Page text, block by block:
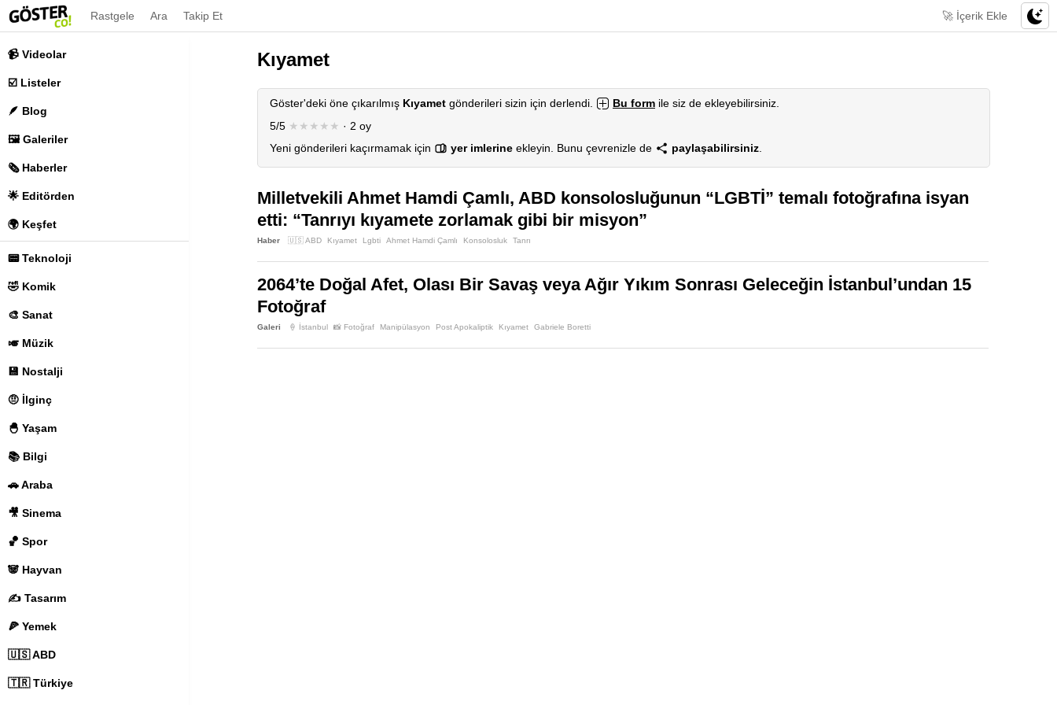
📹 Videolar
☑️ Listeler
🪶 Blog
🖼️ Galeriler
🗞️ Haberler
🌟 Editörden
🌍 Keşfet
📟 Teknoloji
🤣 Komik
🎨 Sanat
🎺 Müzik
💾 Nostalji
🤨 İlginç
🐣 Yaşam
📚 Bilgi
🚗 Araba
🎥 Sinema
🏀 Spor
🐼 Hayvan
✍️ Tasarım
🍕 Yemek
🇺🇸 ABD
🇹🇷 Türkiye
Rastgele Ara Takip Et 🚀 İçerik Ekle
Kıyamet
Göster'deki öne çıkarılmış Kıyamet gönderileri sizin için derlendi. Bu form ile siz de ekleyebilirsiniz.
5/5 ★★★★★ · 2 oy
Yeni gönderileri kaçırmamak için
yer imlerine ekleyin. Bunu çevrenizle de paylaşabilirsiniz
Milletvekili Ahmet Hamdi Çamlı, ABD konsolosluğunun “LGBTİ” temalı fotoğrafına isyan
etti: “Tanrıyı kıyamete zorlamak gibi bir misyon”
Haber 🇺🇸 ABD Kıyamet Lgbti Ahmet Hamdi Çamlı Konsolosluk Tanrı
2064’te Doğal Afet, Olası Bir Savaş veya Ağır Yıkım Sonrası Geleceğin İstanbul’undan 15
Fotoğraf
Galeri 🍦 İstanbul 📸 Fotoğraf Manipülasyon Post Apokaliptik Kıyamet Gabriele Boretti